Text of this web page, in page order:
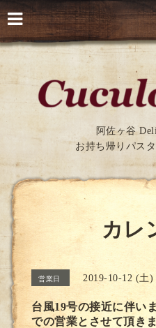
阿佐ヶ谷
お持ち帰りパス
カレ
営業日 2019-10-12 (土)
台風19号の接近に伴い
での営業とさせて頂き